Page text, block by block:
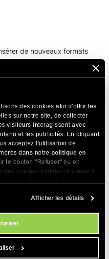
des cookies afin d'offrir les
sur notre site, de collecter
visiteurs interagissent avec
et les publicités. En cliquant
acceptez l'utilisation de
dans notre politique en
le bouton "Refuser" ou en
que les cookies strictement
pouvez gérer vos préférences
Afficher les détails
de nouveaux formats
est également livré pré-
vous avez à faire est de